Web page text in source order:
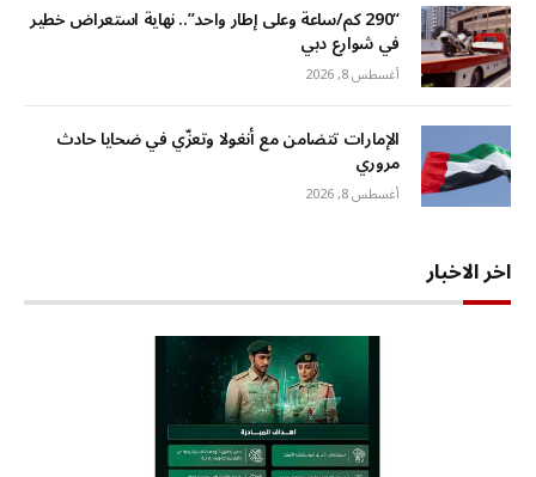
“290 كم/ساعة وعلى إطار واحد”.. نهاية استعراض خطير
في شوارع دبي
أغسطس 8, 2026
الإمارات تتضامن مع أنغولا وتعزّي في ضحايا حادث
مروري
أغسطس 8, 2026
اخر الاخبار